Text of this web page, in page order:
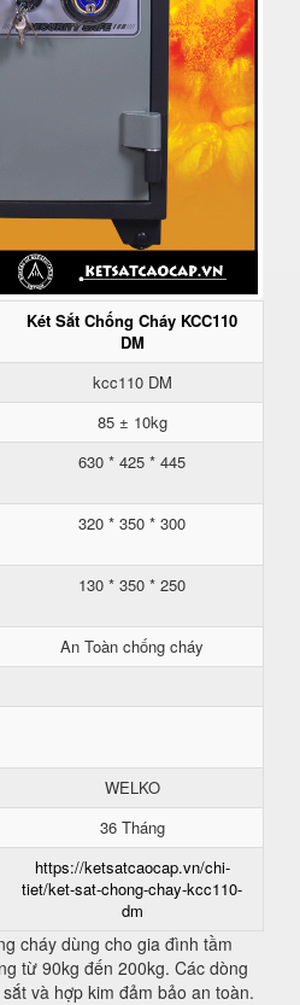
Két Sắt Chống Cháy KCC110
DM
kcc110 DM
85 ± 10kg
630 * 425 * 445
320 * 350 * 300
130 * 350 * 250
An Toàn chống cháy
WELKO
36 Tháng
https://ketsatcaocap.vn/chi-
tiet/ket-sat-chong-chay-kcc110-
dm
cháy dùng cho gia đình tầm
từ 90kg đến 200kg. Các dòng
và hợp kim đảm bảo an toàn.